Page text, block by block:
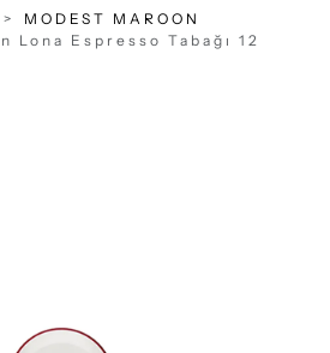
MODEST MAROON
Lona Espresso Tabağı 12